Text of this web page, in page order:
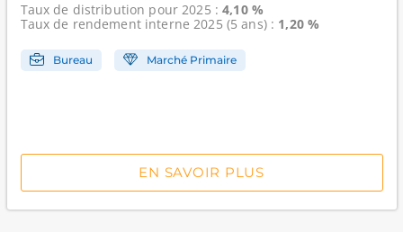
Taux de distribution pour 2025 :4,10 %
Taux de rendement interne2025 (5 ans) : 1,20 %
Bureau Marché Primaire
EN SAVOIR PLUS